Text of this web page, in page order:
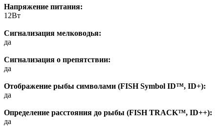
Напряжение питания:
12Вт
Сигнализация мелководья:
да
Сигнализация о препятствии:
да
Отображение рыбы символами (FISH Symbol ID™, ID+):
да
Определение расстояния до рыбы (FISH TRACK™, ID++):
да